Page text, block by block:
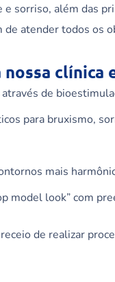
sorriso, além das
atender todos os
clínica
de
para bruxismo,
mais
model look” com
de realizar